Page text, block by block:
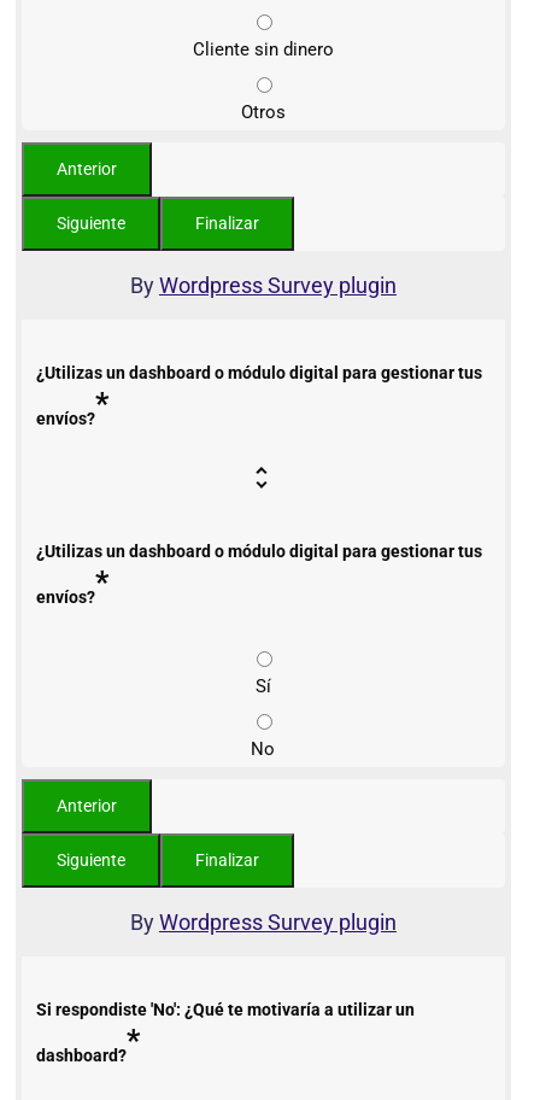
Cliente sin dinero
Otros
ByWordpress Survey plugin
¿Utilizas un dashboard o módulo digital para gestionar tus
envíos?*
¿Utilizas un dashboard o módulo digital para gestionar tus
envíos?*
Sí
No
ByWordpress Survey plugin
Si respondiste 'No': ¿Qué te motivaría a utilizar un
dashboard?*